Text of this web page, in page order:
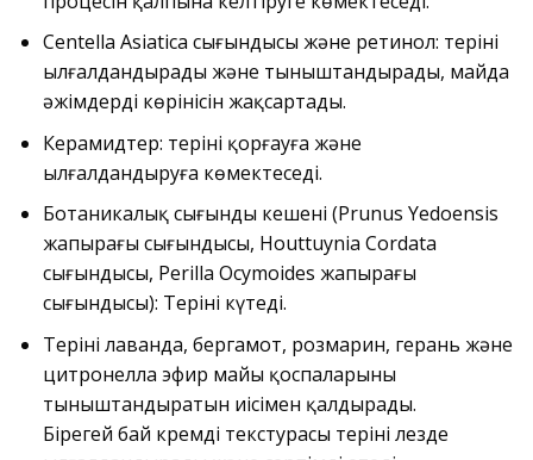
Centella Asiatica сығындысы және ретинол: теріні
ылғалдандырады және тыныштандырады, майда
әжімдердің көрінісін жақсартады.
Керамидтер: теріні қорғауға және
ылғалдандыруға көмектеседі.
Ботаникалық сығынды кешені (Prunus Yedoensis
жапырағы сығындысы, Houttuynia Cordata
сығындысы, Perilla Ocymoides жапырағы
сығындысы): Теріні күтеді.
Теріні лаванда, бергамот, розмарин, герань және
цитронелла эфир майы қоспаларының
тыныштандыратын иісімен қалдырады.
Бірегей бай кремді текстурасы теріні лезде